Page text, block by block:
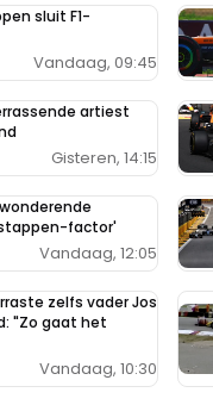
sluit F1-
Vandaag, 09:45
artiest
Gisteren, 14:15
factor'
Vandaag, 12:05
zelfs vader Jos
"Zo gaat het
Vandaag, 10:30